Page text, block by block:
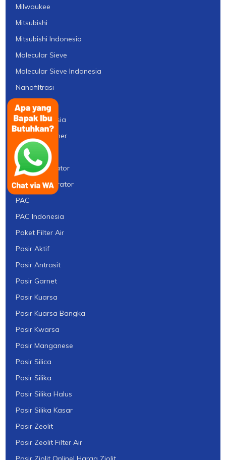
Milwaukee
Mitsubishi
Mitsubishi Indonesia
Molecular Sieve
Molecular Sieve Indonesia
Nanofiltrasi
Norit
Norit Indonesia
Nozzle Strainer
ORP Meter
Ozon Generator
Ozone Generator
PAC
PAC Indonesia
Paket Filter Air
Pasir Aktif
Pasir Antrasit
Pasir Garnet
Pasir Kuarsa
Pasir Kuarsa Bangka
Pasir Kwarsa
Pasir Manganese
Pasir Silica
Pasir Silika
Pasir Silika Halus
Pasir Silika Kasar
Pasir Zeolit
Pasir Zeolit Filter Air